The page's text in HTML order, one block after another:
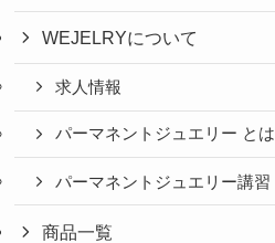
WEJELRYについて
求人情報
パーマネントジュエリー とは
パーマネントジュエリー講習
商品一覧